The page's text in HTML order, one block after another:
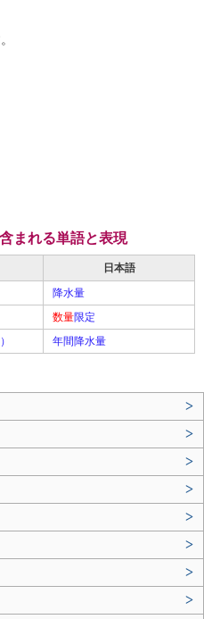
まれる単語と表現
日本語
降水量
数量限定
年間降水量
>
>
>
>
>
>
>
>